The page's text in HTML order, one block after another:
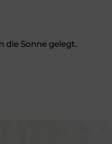
die Sonne gelegt.